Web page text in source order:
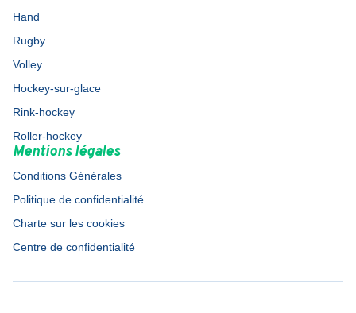
Hand
Rugby
Volley
Hockey-sur-glace
Rink-hockey
Roller-hockey
Mentions légales
Conditions Générales
Politique de confidentialité
Charte sur les cookies
Centre de confidentialité